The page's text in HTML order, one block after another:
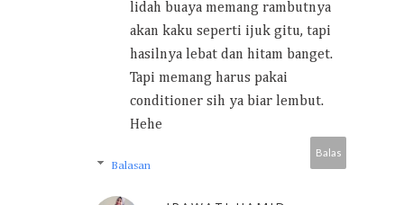
lidah buaya memang rambutnya
akan kaku seperti ijuk gitu, tapi
hasilnya lebat dan hitam banget.
Tapi memang harus pakai
conditioner sih ya biar lembut.
Hehe
Balas
Balasan